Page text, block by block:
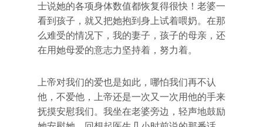
士说她的各项身体数值都恢复得很快！老婆一
看到孩子，就又把她抱到身上试着喂奶。在那
么难受的情况下，我的妻子，孩子的母亲，还
在用她母爱的意志力坚持着，努力着。
上帝对我们的爱也是如此，哪怕我们再不认
他，不爱他，上帝还是一次又一次用他的手来
抚摸安慰我们。我坐在老婆旁边，轻声地鼓励